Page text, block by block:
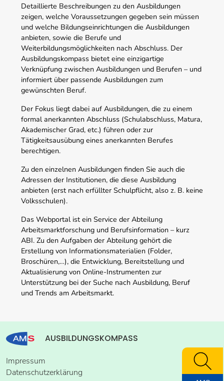
Detaillierte Beschreibungen zu den Ausbildungen
zeigen, welche Voraussetzungen gegeben sein müssen
und welche Bildungseinrichtungen die Ausbildungen
anbieten, sowie die Berufe und
Weiterbildungsmöglichkeiten nach Abschluss. Der
Ausbildungskompass bietet eine einzigartige
Verknüpfung zwischen Ausbildungen und Berufen – und
informiert über passende Ausbildungen zum
gewünschten Beruf.
Der Fokus liegt dabei auf Ausbildungen, die zu einem
formal anerkannten Abschluss (Schulabschluss, Matura,
Akademischer Grad, etc.) führen oder zur
Tätigkeitsausübung eines anerkannten Berufes
berechtigen.
Zu den einzelnen Ausbildungen finden Sie auch die
Adressen der Institutionen, die diese Ausbildung
anbieten (erst nach erfüllter Schulpflicht, also z. B. keine
Volksschulen).
Das Webportal ist ein Service der Abteilung
Arbeitsmarktforschung und Berufsinformation – kurz
ABI. Zu den Aufgaben der Abteilung gehört die
Erstellung von Informationsmaterialien (Folder,
Broschüren,…), die Entwicklung, Bereitstellung und
Aktualisierung von Online-Instrumenten zur
Unterstützung bei der Suche nach Ausbildung, Beruf
und Trends am Arbeitsmarkt.
AUSBILDUNGSKOMPASS
Impressum
Datenschutzerklärung